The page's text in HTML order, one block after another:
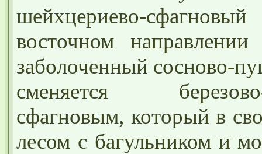
шейхцериево-
восточном
заболоченный сосново-
сменяется березово-
сфагновым, который в
лесом с багульником и